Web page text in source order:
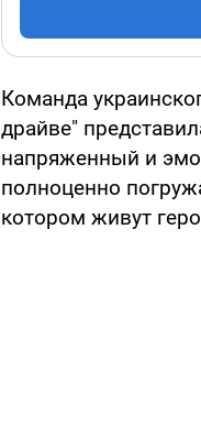
Команда
драйве"
напряженный и
полноценно
котором живут